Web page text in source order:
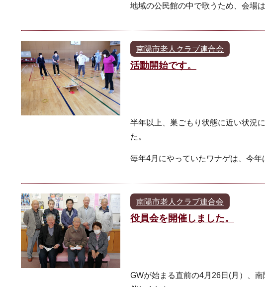
地域の公民館の中で歌うため、会場
南陽市老人クラブ連合会
活動開始です。
半年以上、巣ごもり状態に近い状況
た。
毎年4月にやっていたワナゲは、今年
南陽市老人クラブ連合会
役員会を開催しました。
GWが始まる直前の4月26日(月）、